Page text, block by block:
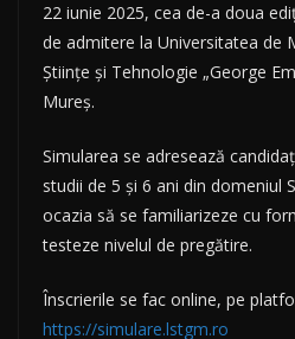
22 iunie 2025, cea de-a doua
de admitere la Universitatea de
Științe și Tehnologie „George
Mureș.
Simularea se adresează
studii de 5 și 6 ani din domeniul
ocazia să se familiarizeze cu
testeze nivelul de pregătire.
Înscrierile se fac online, pe
https://simulare.lstgm.ro